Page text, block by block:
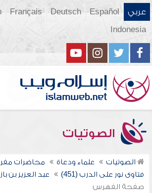
عربي Español
Deutsch
Français
Indonesia
الصوتيات
الصوتيات علماء ودعاة
محاضرات
فتاوى نور على الدرب (451)
عبد العزيز بن باز
صفحة الفهرس